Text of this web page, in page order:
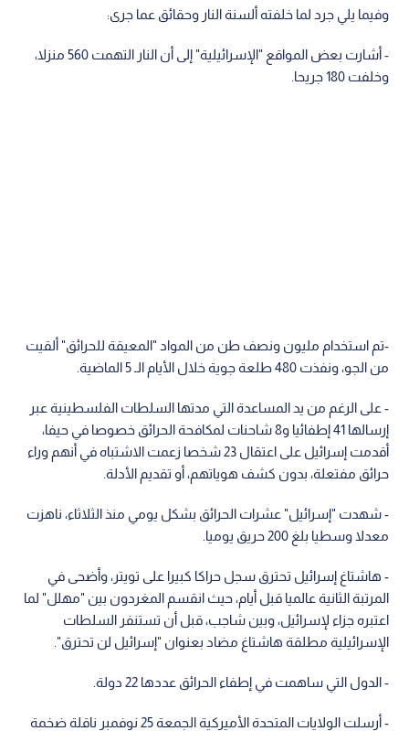
وفيما يلي جرد لما خلفته ألسنة النار وحقائق عما جرى:
- أشارت بعض المواقع "الإسرائيلية" إلى أن النار التهمت 560 منزلا،
وخلفت 180 جريحا.
-تم استخدام مليون ونصف طن من المواد "المعيقة للحرائق" ألقيت
من الجو، ونفذت 480 طلعة جوية خلال الأيام الـ 5 الماضية.
- على الرغم من يد المساعدة التي مدتها السلطات الفلسطينية عبر
إرسالها 41 إطفائيا و8 شاحنات لمكافحة الحرائق خصوصا في حيفا،
أقدمت إسرائيل على اعتقال 23 شخصا زعمت الاشتباه في أنهم وراء
حرائق مفتعلة، بدون كشف هوياتهم، أو تقديم الأدلة.
- شهدت "إسرائيل" عشرات الحرائق بشكل يومي منذ الثلاثاء، ناهزت
معدلا وسطيا بلغ 200 حريق يوميا.
- هاشتاغ إسرائيل تحترق سجل حراكا كبيرا على تويتر، وأضحى في
المرتبة الثانية عالميا قبل أيام، حيث انقسم المغردون بين "مهلل" لما
اعتبره جزاء لإسرائيل، وبين شاجب، قبل أن تستنفر السلطات
الإسرائيلية مطلقة هاشتاغ مضاد بعنوان "إسرائيل لن تحترق".
- الدول التي ساهمت في إطفاء الحرائق عددها 22 دولة.
- أرسلت الولايات المتحدة الأميركية الجمعة 25 نوفمبر ناقلة ضخمة